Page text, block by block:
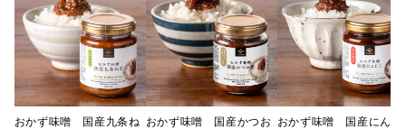
おかず味噌 国産九条ね
おかず味噌 国産かつお
おかず味噌 国産にんに